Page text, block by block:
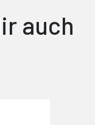
auch